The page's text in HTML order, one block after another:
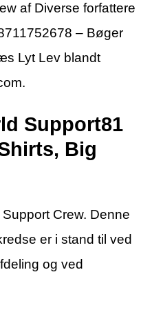
af Diverse forfattere
– Bøger
Lyt Lev blandt
Support81
Big
Crew. Denne
er i stand til ved
og ved